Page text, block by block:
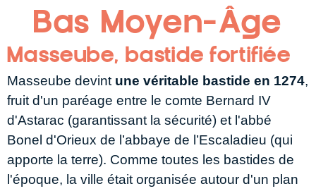
Bas Moyen-Âge
Masseube, bastide fortifiée
Masseube devint une véritable bastide en 1274,
fruit d'un paréage entre le comte Bernard IV
d'Astarac (garantissant la sécurité) et l'abbé
Bonel d'Orieux de l’abbaye de l’Escaladieu (qui
apporte la terre). Comme toutes les bastides de
l'époque, la ville était organisée autour d'un plan